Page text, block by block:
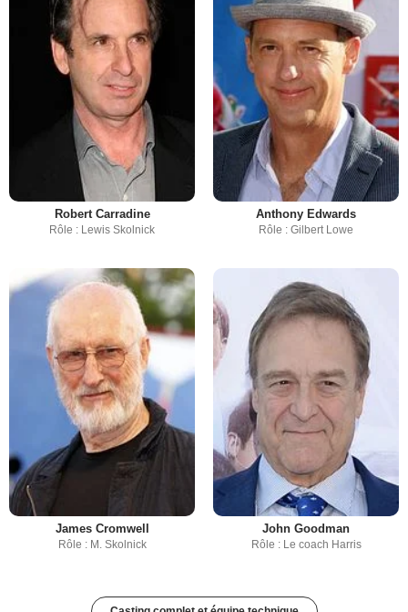
Robert Carradine
Rôle : Lewis Skolnick
Anthony Edwards
Rôle : Gilbert Lowe
James Cromwell
Rôle : M. Skolnick
John Goodman
Rôle : Le coach Harris